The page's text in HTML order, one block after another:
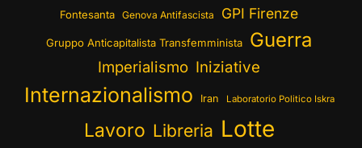
Fontesanta Genova Antifascista GPI Firenze
Gruppo Anticapitalista Transfemminista Guerra
Imperialismo Iniziative
Internazionalismo Iran Laboratorio Politico Iskra
Lavoro Libreria Lotte